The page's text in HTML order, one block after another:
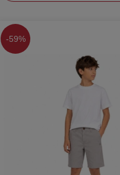
104
-59%